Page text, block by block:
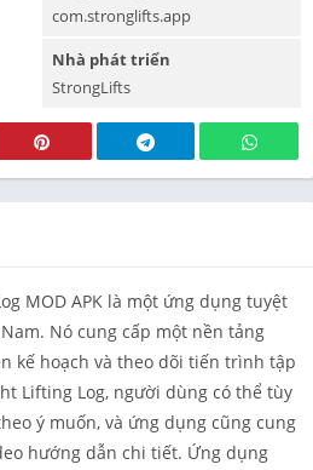
com.stronglifts.app
Nhà phát triển
StrongLifts
MOD APK là một ứng dụng tuyệt
Nó cung cấp một nền tảng
kế hoạch và theo dõi tiến trình tập
Lifting Log, người dùng có thể tùy
ý muốn, và ứng dụng cũng cung
hướng dẫn chi tiết. Ứng dụng